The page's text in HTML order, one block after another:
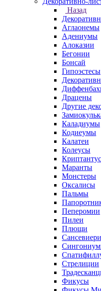
Назад
Аглаонемы
Адениумы
Алоказии
Бегонии
Бонсай
Гипоэстесы
Драцены
Другие
Каладиумы
Кодиеумы
Калатеи
Колеусы
Маранты
Монстеры
Оксалисы
Пальмы
Пеперомии
Пилеи
Плющи
Стрелиции
Фикусы